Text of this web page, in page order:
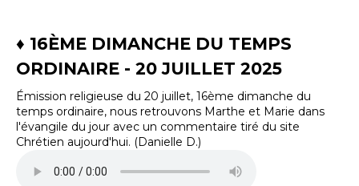
♦ 16ÈME DIMANCHE DU TEMPS
ORDINAIRE - 20 JUILLET 2025
Émission religieuse du 20 juillet, 16ème dimanche du
temps ordinaire, nous retrouvons Marthe et Marie dans
l'évangile du jour avec un commentaire tiré du site
Chrétien aujourd'hui. (Danielle D.)